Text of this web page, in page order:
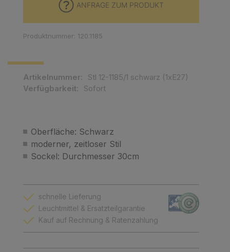
Oberfläche: Schwarz
moderner, zeitloser Stil
Sockel: Durchmesser 30cm
Artikelnummer:
Stl 12-1185/1 schwarz (1xE27)
Verfügbarkeit:
Sofort
ANFRAGE ZUM PRODUKT
Produktnummer: 120.1185
schnelle Lieferung
Leuchtmittel & Ersatzteilgarantie
Kauf auf Rechnung & Ratenzahlung